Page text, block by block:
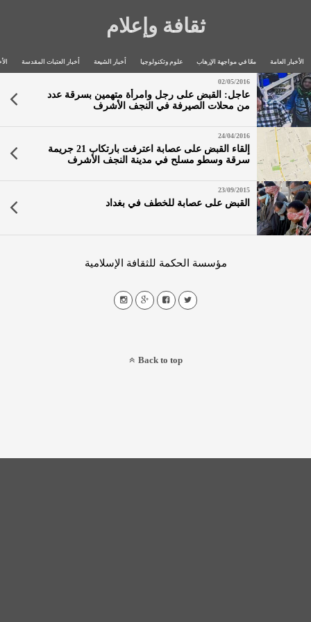
ثقافة وإعلام
الأخبار العامة معًا في مواجهة الإرهاب علوم وتكنولوجيا أخبار الشيعة أخبار العتبات المقدسة
02/05/2016
عاجل: القبض على رجل وامرأة متهمين بسرقة عدد
من محلات الصيرفة في النجف الأشرف
24/04/2016
إلقاء القبض على عصابة اعترفت بارتكاب 21 جريمة
سرقة وسطو مسلح في مدينة النجف الأشرف
23/09/2015
القبض على عصابة للخطف في بغداد
مؤسسة الحكمة للثقافة الإسلامية
Back to top